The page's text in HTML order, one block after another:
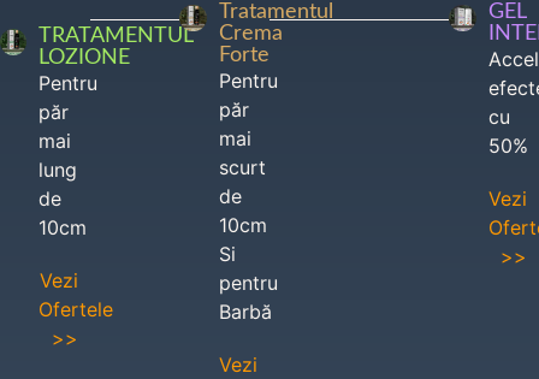
TRATAMENTUL
LOZIONE
Pentru
păr
mai
lung
de
10cm
Vezi
Ofertele
>>
Tratamentul
Crema
Forte
Pentru
păr
mai
scurt
de
10cm
Si
pentru
Barbă
Vezi
GEL
cu
50%
Vezi
>>